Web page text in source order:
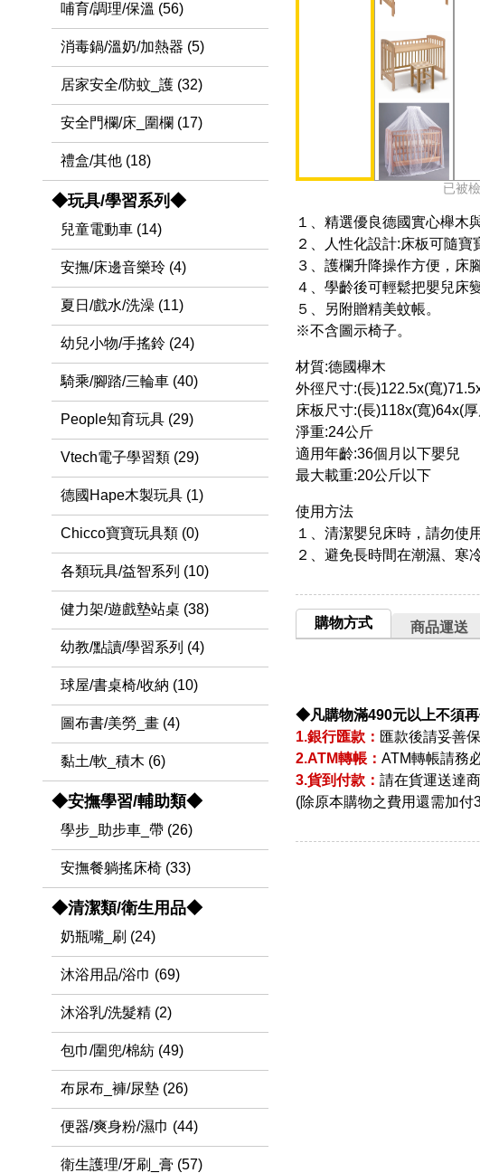
已被
１、精選優良德國實心櫸木
２、人性化設計:床板可隨寶
３、護欄升降操作方便，床
４、學齡後可輕鬆把嬰兒床
５、另附贈精美蚊帳。
※不含圖示椅子。
材質:德國櫸木
外徑尺寸:(長)122.5x(寬
床板尺寸:(長)118x(寬)64x(
淨重:24公斤
適用年齡:36個月以下嬰兒
最大載重:20公斤以下
使用方法
１、清潔嬰兒床時，請勿使
２、避免長時間在潮濕、寒
購物方式 商品運送
◆凡購物滿490元以上不須再
1.銀行匯款： 匯款後請妥善
2.ATM轉帳： ATM轉帳請務
3.貨到付款： 請在貨運送達
(除原本購物之費用還需加付
哺育/調理/保溫 (56)
消毒鍋/溫奶/加熱器 (5)
居家安全/防蚊_護 (32)
安全門欄/床_圍欄 (17)
禮盒/其他 (18)
◆玩具/學習系列◆
兒童電動車 (14)
安撫/床邊音樂玲 (4)
夏日/戲水/洗澡 (11)
幼兒小物/手搖鈴 (24)
騎乘/腳踏/三輪車 (40)
People知育玩具 (29)
Vtech電子學習類 (29)
德國Hape木製玩具 (1)
Chicco寶寶玩具類 (0)
各類玩具/益智系列 (10)
健力架/遊戲墊站桌 (38)
幼教/點讀/學習系列 (4)
球屋/書桌椅/收納 (10)
圖布書/美勞_畫 (4)
黏土/軟_積木 (6)
◆安撫學習/輔助類◆
學步_助步車_帶 (26)
安撫餐躺搖床椅 (33)
◆清潔類/衛生用品◆
奶瓶嘴_刷 (24)
沐浴用品/浴巾 (69)
沐浴乳/洗髮精 (2)
包巾/圍兜/棉紡 (49)
布尿布_褲/尿墊 (26)
便器/爽身粉/濕巾 (44)
衛生護理/牙刷_膏 (57)